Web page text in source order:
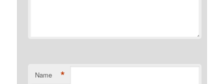
Name *